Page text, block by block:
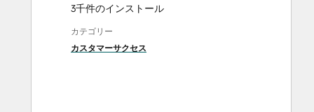
3千件のインストール
カテゴリー
カスタマーサクセス